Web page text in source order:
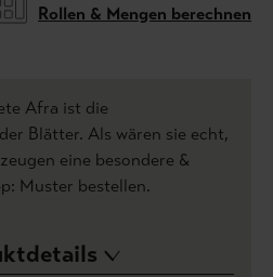
Rollen & Mengen berechnen
Afra ist die
Blätter. Als wären sie echt,
eine besondere &
Muster bestellen.